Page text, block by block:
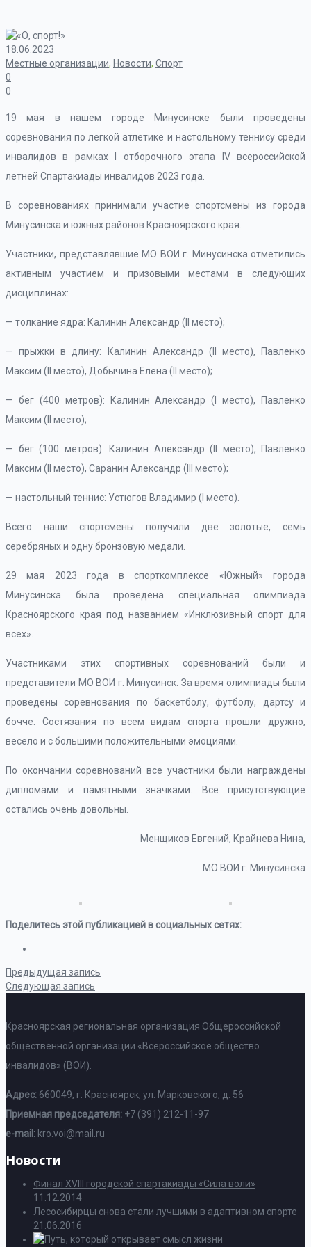
18.06.2023
Местные организации, Новости, Спорт
0
0
19 мая в нашем городе Минусинске были проведены
соревнования по легкой атлетике и настольному теннису среди
инвалидов в рамках I отборочного этапа IV всероссийской
летней Спартакиады инвалидов 2023 года.
В соревнованиях принимали участие спортсмены из города
Минусинска и южных районов Красноярского края.
Участники, представлявшие МО ВОИ г. Минусинска отметились
активным участием и призовыми местами в следующих
дисциплинах:
— толкание ядра: Калинин Александр (II место);
— прыжки в длину: Калинин Александр (II место), Павленко
Максим (II место), Добычина Елена (II место);
— бег (400 метров): Калинин Александр (I место), Павленко
Максим (II место);
— бег (100 метров): Калинин Александр (II место), Павленко
Максим (II место), Саранин Александр (III место);
— настольный теннис: Устюгов Владимир (I место).
Всего наши спортсмены получили две золотые, семь
серебряных и одну бронзовую медали.
29 мая 2023 года в спорткомплексе «Южный» города
Минусинска была проведена специальная олимпиада
Красноярского края под названием «Инклюзивный спорт для
всех».
Участниками этих спортивных соревнований были и
представители МО ВОИ г. Минусинск. За время олимпиады были
проведены соревнования по баскетболу, футболу, дартсу и
бочче. Состязания по всем видам спорта прошли дружно,
весело и с большими положительными эмоциями.
По окончании соревнований все участники были награждены
дипломами и памятными значками. Все присутствующие
остались очень довольны.
Менщиков Евгений, Крайнева Нина,
МО ВОИ г. Минусинска
Поделитесь этой публикацией в социальных сетях:
Предыдущая запись
Следующая запись
Красноярская региональная организация Общероссийской
общественной организации «Всероссийское общество
инвалидов» (ВОИ).
Адрес: 660049, г. Красноярск, ул. Марковского, д. 56
Приемная председателя: +7 (391) 212-11-97
e-mail: kro.voi@mail.ru
Новости
Финал XVIII городской спартакиады «Сила воли»
11.12.2014
Лесосибирцы снова стали лучшими в адаптивном спорте
21.06.2016